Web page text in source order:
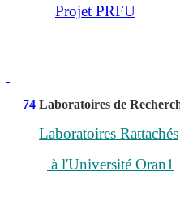
Projet PRFU
74 Laboratoires de
Laboratoires Rattachés
à l'Université Oran1